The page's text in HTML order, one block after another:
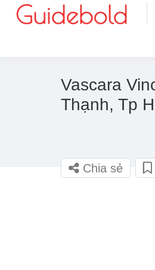
Vascara
Thạnh, Tp
Chia sẻ